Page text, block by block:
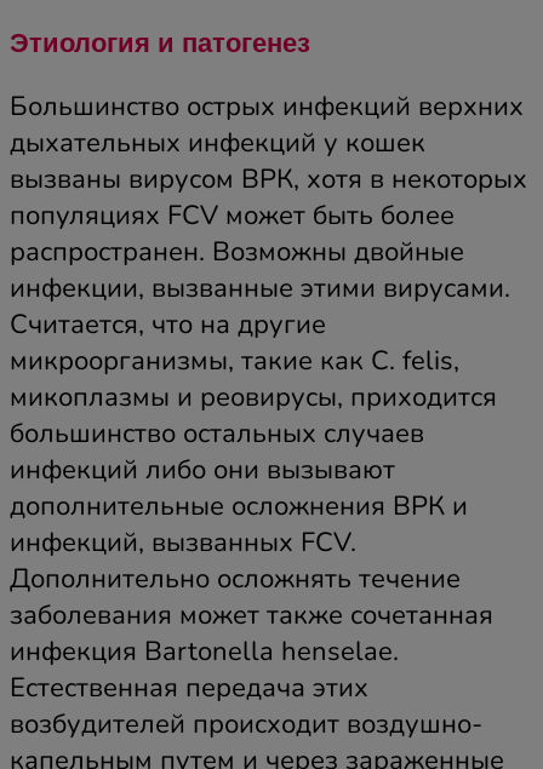
Этиология и патогенез
Большинство острых инфекций верхних
дыхательных инфекций у кошек
вызваны вирусом ВРК, хотя в некоторых
популяциях FCV может быть более
распространен. Возможны двойные
инфекции, вызванные этими вирусами.
Считается, что на другие
микроорганизмы, такие как C. felis,
микоплазмы и реовирусы, приходится
большинство остальных случаев
инфекций либо они вызывают
дополнительные осложнения ВРК и
инфекций, вызванных FCV.
Дополнительно осложнять течение
заболевания может также сочетанная
инфекция Bartonella henselae.
Естественная передача этих
возбудителей происходит воздушно-
капельным путем и через зараженные